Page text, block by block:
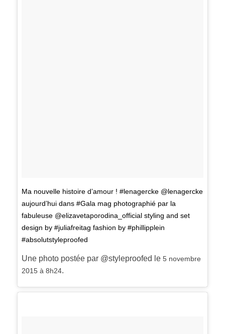
Ma nouvelle histoire d’amour ! #lenagercke @lenagercke
aujourd’hui dans #Gala mag photographié par la
fabuleuse @elizavetaporodina_official styling and set
design by #juliafreitag fashion by #phillipplein
#absolutstyleproofed
Une photo postée par @styleproofed le 5 novembre
2015 à 8h24.